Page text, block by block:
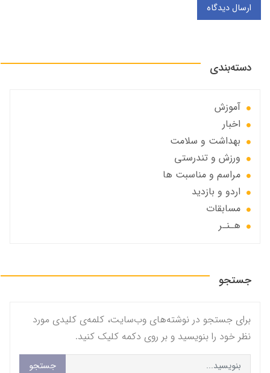
ارسال دیدگاه
دسته‌بندی
آموزش
اخبار
بهداشت و سلامت
ورزش و تندرستی
مراسم و مناسبت ها
اردو و بازدید
مسابقات
هـنـر
جستجو
برای جستجو در نوشته‌های وب‌سایت، کلمه‌ی کلیدی مورد
نظر خود را بنویسید و بر روی دکمه کلیک کنید.
جستجو